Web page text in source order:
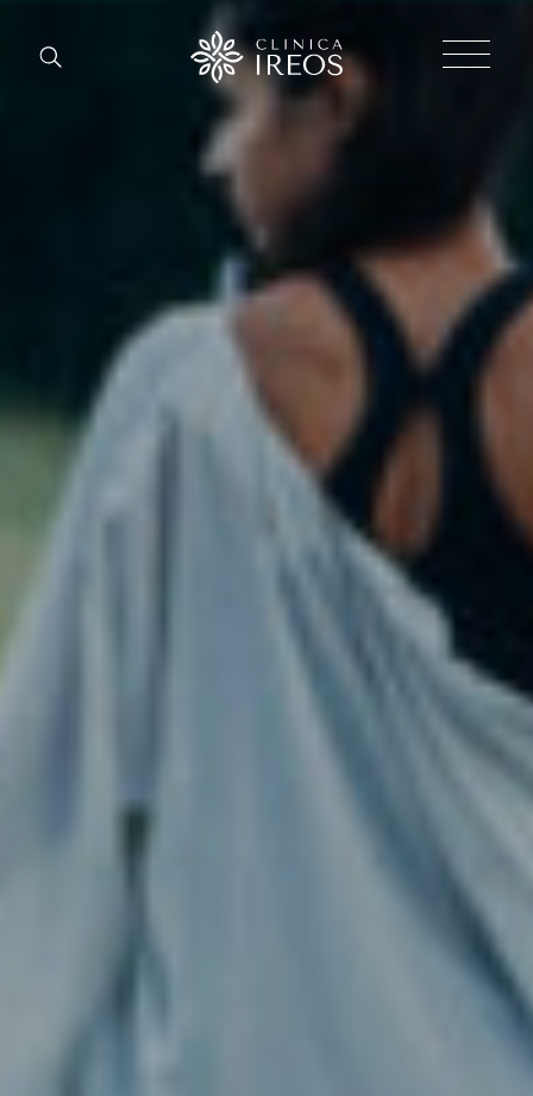
Chirurgia
Plastica
Estetica
corpo
Estetica
Viso
Allurion
Prima